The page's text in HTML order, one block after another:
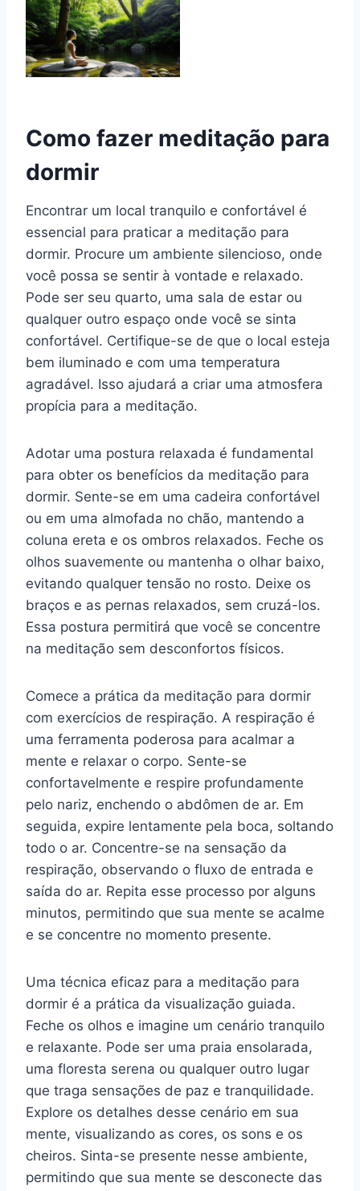
Como fazer meditação para
dormir
Encontrar um local tranquilo e confortável é
essencial para praticar a meditação para
dormir. Procure um ambiente silencioso, onde
você possa se sentir à vontade e relaxado.
Pode ser seu quarto, uma sala de estar ou
qualquer outro espaço onde você se sinta
confortável. Certifique-se de que o local esteja
bem iluminado e com uma temperatura
agradável. Isso ajudará a criar uma atmosfera
propícia para a meditação.
Adotar uma postura relaxada é fundamental
para obter os benefícios da meditação para
dormir. Sente-se em uma cadeira confortável
ou em uma almofada no chão, mantendo a
coluna ereta e os ombros relaxados. Feche os
olhos suavemente ou mantenha o olhar baixo,
evitando qualquer tensão no rosto. Deixe os
braços e as pernas relaxados, sem cruzá-los.
Essa postura permitirá que você se concentre
na meditação sem desconfortos físicos.
Comece a prática da meditação para dormir
com exercícios de respiração. A respiração é
uma ferramenta poderosa para acalmar a
mente e relaxar o corpo. Sente-se
confortavelmente e respire profundamente
pelo nariz, enchendo o abdômen de ar. Em
seguida, expire lentamente pela boca, soltando
todo o ar. Concentre-se na sensação da
respiração, observando o fluxo de entrada e
saída do ar. Repita esse processo por alguns
minutos, permitindo que sua mente se acalme
e se concentre no momento presente.
Uma técnica eficaz para a meditação para
dormir é a prática da visualização guiada.
Feche os olhos e imagine um cenário tranquilo
e relaxante. Pode ser uma praia ensolarada,
uma floresta serena ou qualquer outro lugar
que traga sensações de paz e tranquilidade.
Explore os detalhes desse cenário em sua
mente, visualizando as cores, os sons e os
cheiros. Sinta-se presente nesse ambiente,
permitindo que sua mente se desconecte das